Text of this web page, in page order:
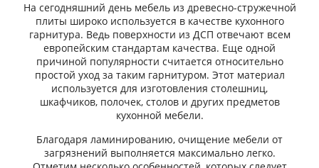
На сегодняшний день мебель из древесно-стружечной
плиты широко используется в качестве кухонного
гарнитура. Ведь поверхности из ДСП отвечают всем
европейским стандартам качества. Еще одной
причиной популярности считается относительно
простой уход за таким гарнитуром. Этот материал
используется для изготовления столешниц,
шкафчиков, полочек, столов и других предметов
кухонной мебели.
Благодаря ламинированию, очищение мебели от
загрязнений выполняется максимально легко.